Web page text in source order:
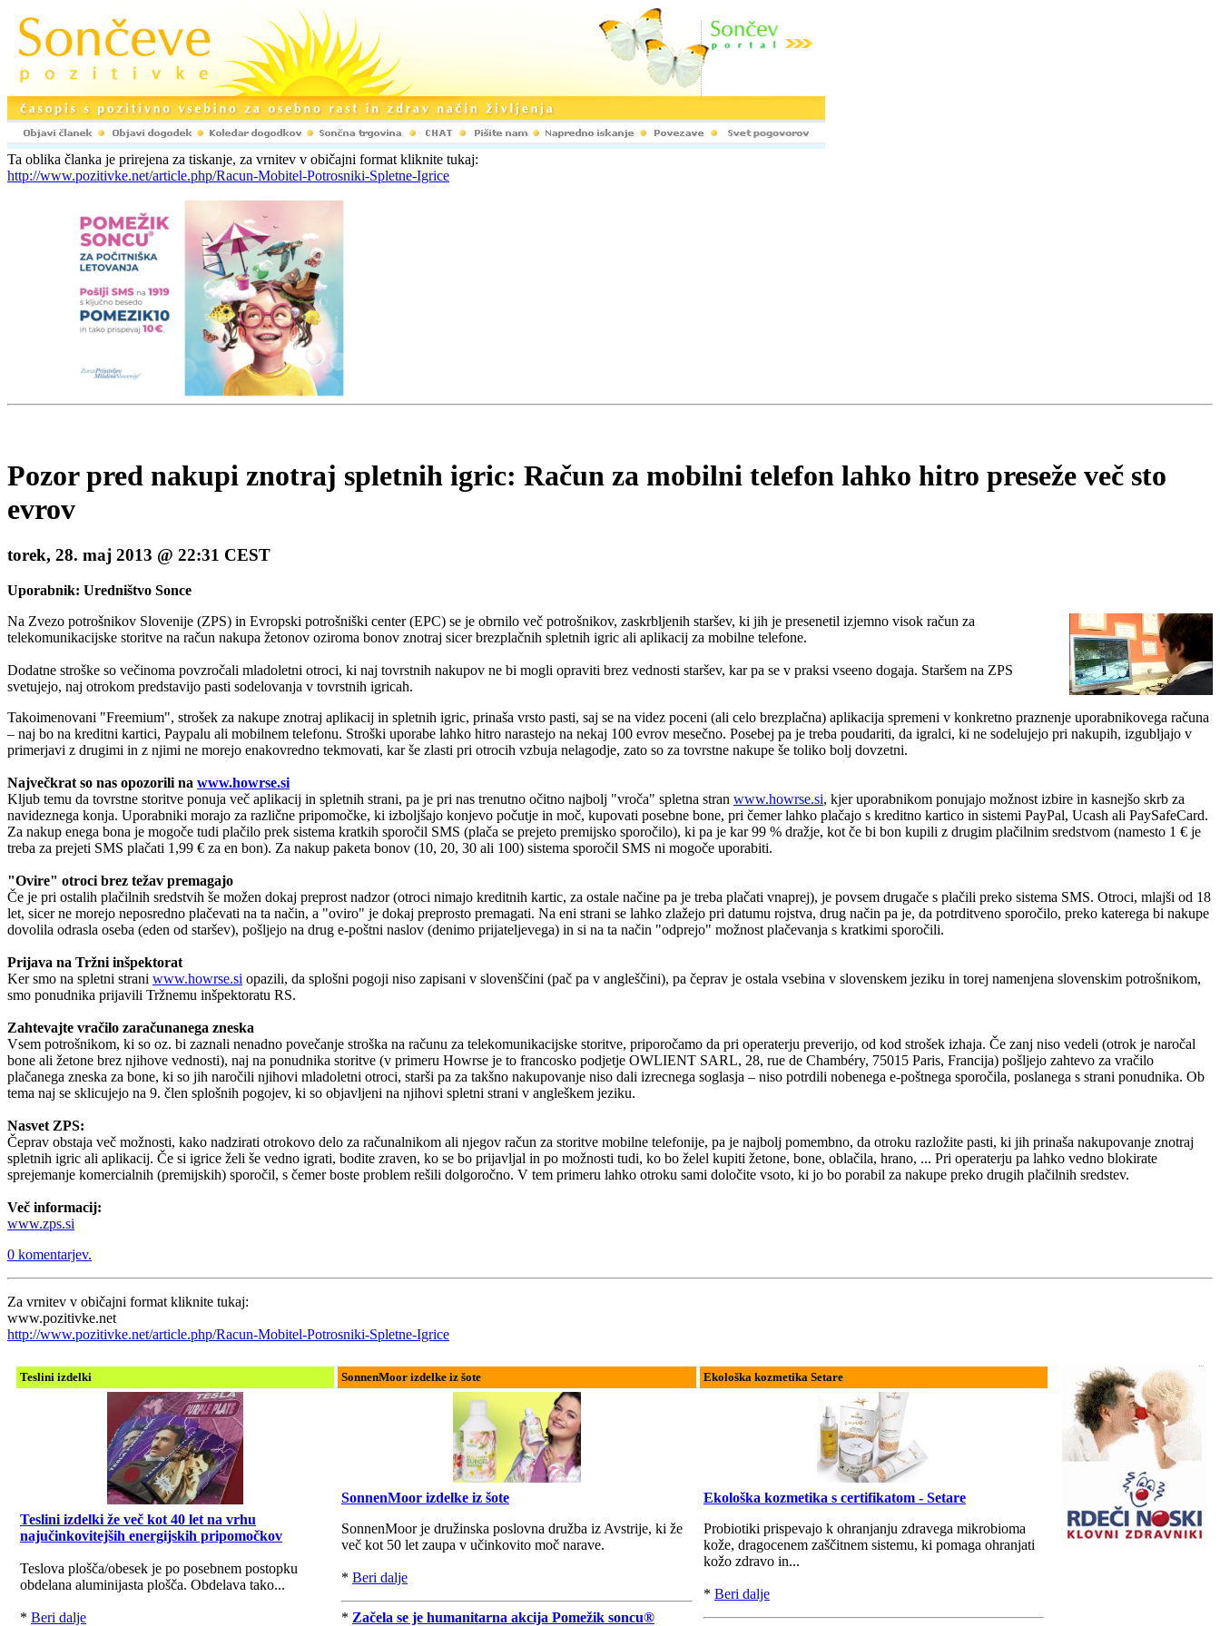
Ta oblika članka je prirejena za tiskanje, za vrnitev v običajni format kliknite tukaj:
http://www.pozitivke.net/article.php/Racun-Mobitel-Potrosniki-Spletne-Igrice
Pozor pred nakupi znotraj spletnih igric: Račun za mobilni telefon lahko hitro preseže več sto
evrov
torek, 28. maj 2013 @ 22:31 CEST
Uporabnik: Uredništvo Sonce
Na Zvezo potrošnikov Slovenije (ZPS) in Evropski potrošniški center (EPC) se je obrnilo več potrošnikov, zaskrbljenih staršev, ki jih je presenetil izjemno visok račun za
telekomunikacijske storitve na račun nakupa žetonov oziroma bonov znotraj sicer brezplačnih spletnih igric ali aplikacij za mobilne telefone.
Dodatne stroške so večinoma povzročali mladoletni otroci, ki naj tovrstnih nakupov ne bi mogli opraviti brez vednosti staršev, kar pa se v praksi vseeno dogaja. Staršem na ZPS
svetujejo, naj otrokom predstavijo pasti sodelovanja v tovrstnih igricah.
Takoimenovani "Freemium", strošek za nakupe znotraj aplikacij in spletnih igric, prinaša vrsto pasti, saj se na videz poceni (ali celo brezplačna) aplikacija spremeni v konkretno praznenje uporabnikovega računa
– naj bo na kreditni kartici, Paypalu ali mobilnem telefonu. Stroški uporabe lahko hitro narastejo na nekaj 100 evrov mesečno. Posebej pa je treba poudariti, da igralci, ki ne sodelujejo pri nakupih, izgubljajo v
primerjavi z drugimi in z njimi ne morejo enakovredno tekmovati, kar še zlasti pri otrocih vzbuja nelagodje, zato so za tovrstne nakupe še toliko bolj dovzetni.
Največkrat so nas opozorili na www.howrse.si
Kljub temu da tovrstne storitve ponuja več aplikacij in spletnih strani, pa je pri nas trenutno očitno najbolj "vroča" spletna stran www.howrse.si, kjer uporabnikom ponujajo možnost izbire in kasnejšo skrb za
navideznega konja. Uporabniki morajo za različne pripomočke, ki izboljšajo konjevo počutje in moč, kupovati posebne bone, pri čemer lahko plačajo s kreditno kartico in sistemi PayPal, Ucash ali PaySafeCard.
Za nakup enega bona je mogoče tudi plačilo prek sistema kratkih sporočil SMS (plača se prejeto premijsko sporočilo), ki pa je kar 99 % dražje, kot če bi bon kupili z drugim plačilnim sredstvom (namesto 1 € je
treba za prejeti SMS plačati 1,99 € za en bon). Za nakup paketa bonov (10, 20, 30 ali 100) sistema sporočil SMS ni mogoče uporabiti.
"Ovire" otroci brez težav premagajo
Če je pri ostalih plačilnih sredstvih še možen dokaj preprost nadzor (otroci nimajo kreditnih kartic, za ostale načine pa je treba plačati vnaprej), je povsem drugače s plačili preko sistema SMS. Otroci, mlajši od 18
let, sicer ne morejo neposredno plačevati na ta način, a "oviro" je dokaj preprosto premagati. Na eni strani se lahko zlažejo pri datumu rojstva, drug način pa je, da potrditveno sporočilo, preko katerega bi nakupe
dovolila odrasla oseba (eden od staršev), pošljejo na drug e-poštni naslov (denimo prijateljevega) in si na ta način "odprejo" možnost plačevanja s kratkimi sporočili.
Prijava na Tržni inšpektorat
Ker smo na spletni strani www.howrse.si opazili, da splošni pogoji niso zapisani v slovenščini (pač pa v angleščini), pa čeprav je ostala vsebina v slovenskem jeziku in torej namenjena slovenskim potrošnikom,
smo ponudnika prijavili Tržnemu inšpektoratu RS.
Zahtevajte vračilo zaračunanega zneska
Vsem potrošnikom, ki so oz. bi zaznali nenadno povečanje stroška na računu za telekomunikacijske storitve, priporočamo da pri operaterju preverijo, od kod strošek izhaja. Če zanj niso vedeli (otrok je naročal
bone ali žetone brez njihove vednosti), naj na ponudnika storitve (v primeru Howrse je to francosko podjetje OWLIENT SARL, 28, rue de Chambéry, 75015 Paris, Francija) pošljejo zahtevo za vračilo
plačanega zneska za bone, ki so jih naročili njihovi mladoletni otroci, starši pa za takšno nakupovanje niso dali izrecnega soglasja – niso potrdili nobenega e-poštnega sporočila, poslanega s strani ponudnika. Ob
tema naj se sklicujejo na 9. člen splošnih pogojev, ki so objavljeni na njihovi spletni strani v angleškem jeziku.
Nasvet ZPS:
Čeprav obstaja več možnosti, kako nadzirati otrokovo delo za računalnikom ali njegov račun za storitve mobilne telefonije, pa je najbolj pomembno, da otroku razložite pasti, ki jih prinaša nakupovanje znotraj
spletnih igric ali aplikacij. Če si igrice želi še vedno igrati, bodite zraven, ko se bo prijavljal in po možnosti tudi, ko bo želel kupiti žetone, bone, oblačila, hrano, ... Pri operaterju pa lahko vedno blokirate
sprejemanje komercialnih (premijskih) sporočil, s čemer boste problem rešili dolgoročno. V tem primeru lahko otroku sami določite vsoto, ki jo bo porabil za nakupe preko drugih plačilnih sredstev.
Več informacij:
www.zps.si
0 komentarjev.
Za vrnitev v običajni format kliknite tukaj:
www.pozitivke.net
http://www.pozitivke.net/article.php/Racun-Mobitel-Potrosniki-Spletne-Igrice
Teslini izdelki
Teslini izdelki že več kot 40 let na vrhu
najučinkovitejših energijskih pripomočkov
Teslova plošča/obesek je po posebnem postopku
obdelana aluminijasta plošča. Obdelava tako...
* Beri dalje
SonnenMoor izdelke iz šote
SonnenMoor izdelke iz šote
SonnenMoor je družinska poslovna družba iz Avstrije, ki že
več kot 50 let zaupa v učinkovito moč narave.
* Beri dalje
* Začela se je humanitarna akcija Pomežik soncu®
Ekološka kozmetika Setare
Ekološka kozmetika s certifikatom - Setare
Probiotiki prispevajo k ohranjanju zdravega mikrobioma
kože, dragocenem zaščitnem sistemu, ki pomaga ohranjati
kožo zdravo in...
* Beri dalje